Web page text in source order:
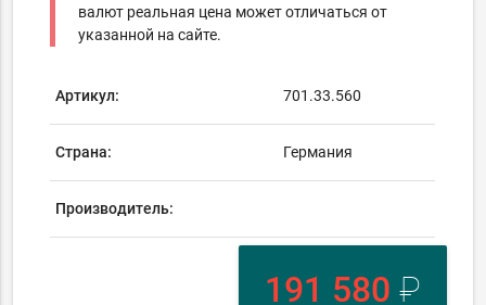
валют реальная цена может отличаться от
указанной на сайте.
Артикул: 701.33.560
Страна: Германия
Производитель:
191 580 ₽